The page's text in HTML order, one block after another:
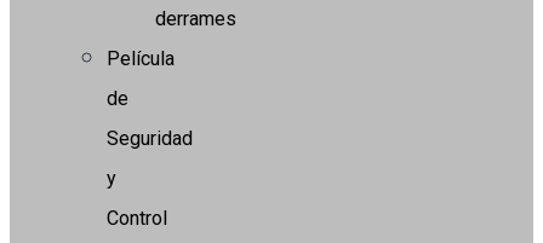
derrames
Película
de
Seguridad
y
Control